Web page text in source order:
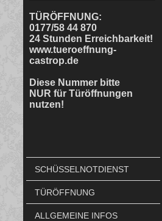
TÜRÖFFNUNG:
0177/58 44 870
24 Stunden Erreichbarkeit!
www.tueroeffnung-
castrop.de
Diese Nummer bitte
NUR für Türöffnungen
nutzen!
SCHÜSSELNOTDIENST
TÜRÖFFNUNG
ALLGEMEINE INFOS